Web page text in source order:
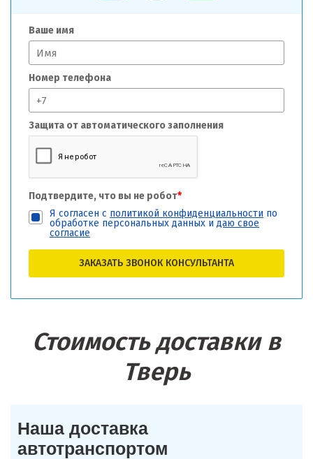
Ваше имя
Номер телефона
Защита от автоматического заполнения
Подтвердите, что вы не робот*
Я согласен с политикой конфиденциальности по
обработке персональных данных и даю свое
согласие
ЗАКАЗАТЬ ЗВОНОК КОНСУЛЬТАНТА
Стоимость доставки в
Тверь
Наша доставка
автотранспортом